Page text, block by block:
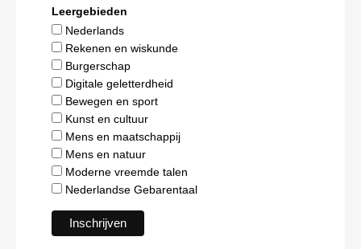
Leergebieden
Nederlands
Rekenen en wiskunde
Burgerschap
Digitale geletterdheid
Bewegen en sport
Kunst en cultuur
Mens en maatschappij
Mens en natuur
Moderne vreemde talen
Nederlandse Gebarentaal